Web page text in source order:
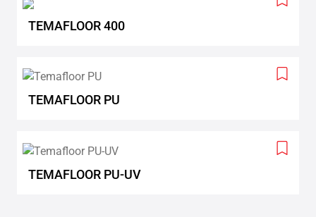
Add
TEMAFLOOR 400
Add
TEMAFLOOR PU
Add
TEMAFLOOR PU-UV